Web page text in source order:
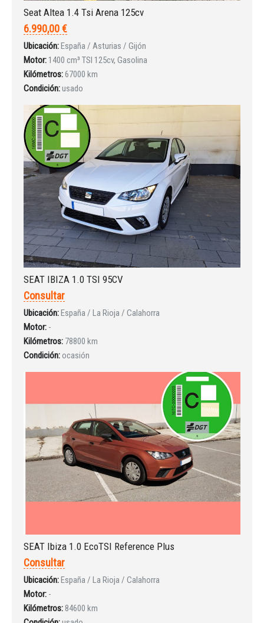
Iniciar sesión
INICIAR SESIÓN
¿Ha olvidado la contraseña?
Seat Altea 1.4 Tsi Arena 125cv
6.990,00 €
Ubicación:España / Asturias / Gijón
Motor: 1400 cm³ TSI 125cv, Gasolina
Kilómetros:67000 km
Condición:usado
SEAT IBIZA 1.0 TSI 95CV
Consultar
Ubicación:España / La Rioja / Calahorra
Motor: -
Kilómetros: 78800 km
Condición:ocasión
SEAT Ibiza 1.0 EcoTSI Reference Plus
Consultar
Ubicación:España / La Rioja / Calahorra
Motor: -
Kilómetros: 84600 km